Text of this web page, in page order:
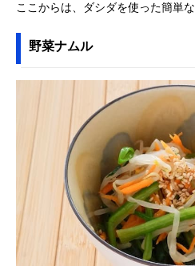
ここからは、ダシダを使った簡単な
野菜ナムル